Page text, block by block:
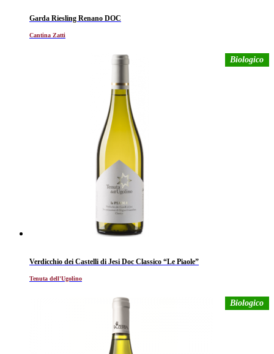
Garda Riesling Renano DOC
Cantina Zatti
Biologico
Verdicchio dei Castelli di Jesi Doc Classico “Le Piaole”
Tenuta dell'Ugolino
Biologico